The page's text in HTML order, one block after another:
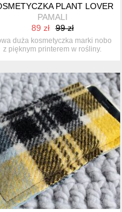
SYCYLIA WŁOSKIE
PLANT LOVER
PAMALI
89 zł
99 zł
duża kosmetyczka marki nobo
z pięknym printerem w rośliny.